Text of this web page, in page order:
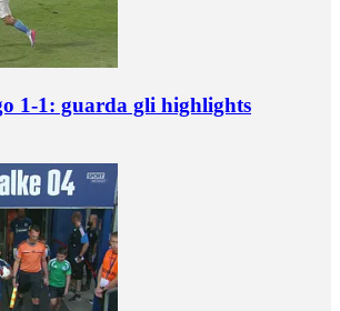
1-1: guarda gli highlights